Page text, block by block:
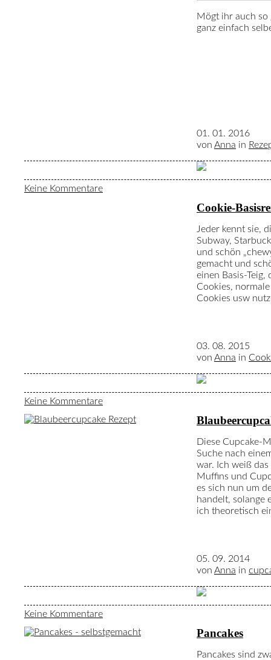
Mögt ihr auch so
ganz einfach
01. 01. 2016
von Anna in
Keine Kommentare
Cookie-
Jeder kennt sie,
Subway,
und schön
gemacht und
einen Basis-
Cookies,
Cookies usw
03. 08. 2015
von Anna in
Keine Kommentare
Diese Cupcake-
Suche nach
war. Ich weiß
Muffins und
es sich nun um
handelt, solange
ich theoretisch
05. 09. 2014
von Anna in
Keine Kommentare
Pancakes
Pancakes sind